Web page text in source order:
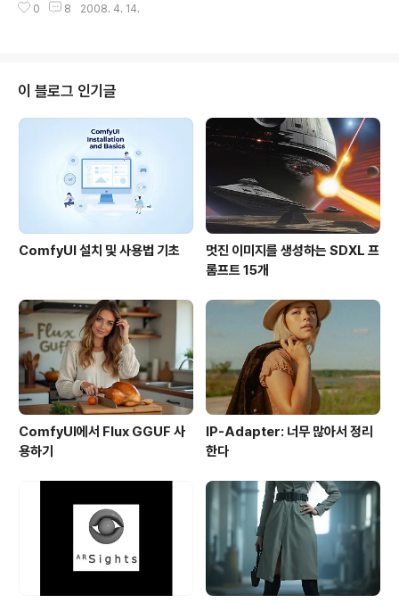
에 등장하는 장소를 나타낸 지도입니다. 아래 지도를 눌러
11월 경이었으니, 6개월만에 업그레이드 된 것입니다. 6.0
운 기능(2)버추얼어스 v2.0(Gemini)의 새로운 기능(3)
6.0에서 대표적으로 업그레이드 기능으로는 버드아이뷰
(경사사진)을 3차원에서 볼 수 있는 기능, GPX/GeoRS
S/KML 등의 외부자료 입력기능, 3D 투어 기능, 3D 모델
링 툴인 3DVIA 지원 등입..
0 8 2008. 4. 14.
이 블로그 인기글
ComfyUI 설치 및 사용법 기초
멋진 이미지를 생성하는 SDXL 프
롬프트 15개
ComfyUI에서 Flux GGUF 사
용하기
IP-Adapter: 너무 많아서 정리
한다